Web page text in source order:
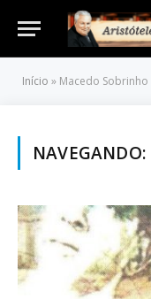
Início » Macedo Sobrinho
NAVEGANDO: